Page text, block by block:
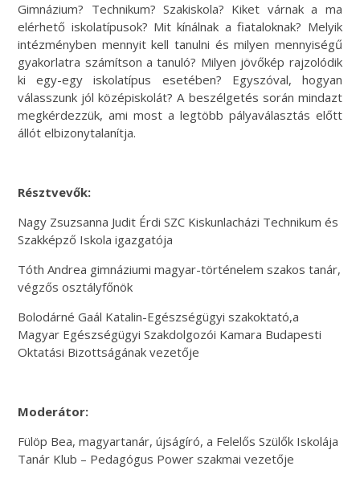
Gimnázium? Technikum? Szakiskola? Kiket várnak a ma
elérhető iskolatípusok? Mit kínálnak a fiataloknak? Melyik
intézményben mennyit kell tanulni és milyen mennyiségű
gyakorlatra számítson a tanuló? Milyen jövőkép rajzolódik
ki egy-egy iskolatípus esetében? Egyszóval, hogyan
válasszunk jól középiskolát? A beszélgetés során mindazt
megkérdezzük, ami most a legtöbb pályaválasztás előtt
állót elbizonytalanítja.
Résztvevők:
Nagy Zsuzsanna Judit Érdi SZC Kiskunlacházi Technikum és
Szakképző Iskola igazgatója
Tóth Andrea gimnáziumi magyar-történelem szakos tanár,
végzős osztályfőnök
Bolodárné Gaál Katalin-Egészségügyi szakoktató,a
Magyar Egészségügyi Szakdolgozói Kamara Budapesti
Oktatási Bizottságának vezetője
Moderátor:
Fülöp Bea, magyartanár, újságíró, a Felelős Szülők Iskolája
Tanár Klub – Pedagógus Power szakmai vezetője